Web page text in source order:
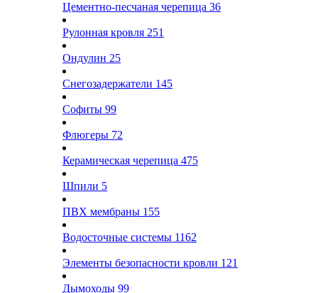
Цементно-песчаная черепица 36
Рулонная кровля 251
Ондулин 25
Снегозадержатели 145
Софиты 99
Флюгеры 72
Керамическая черепица 475
Шпили 5
ПВХ мембраны 155
Водосточные системы 1162
Элементы безопасности кровли 121
Дымоходы 99